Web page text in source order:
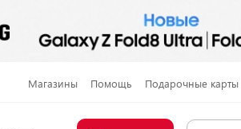
Магазины Помощь Подарочные карты